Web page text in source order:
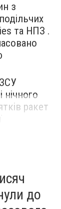
з
та НПЗ .
нічного
ракет
до